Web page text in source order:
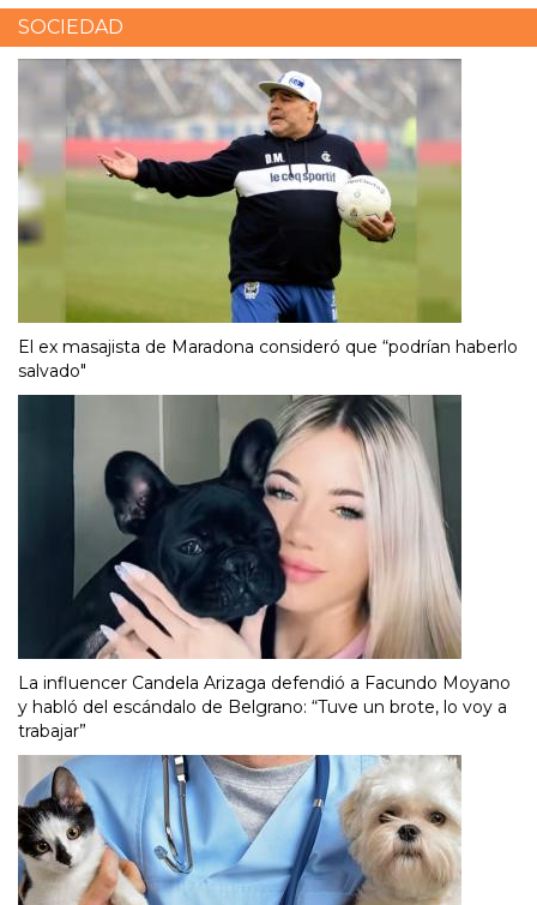
SOCIEDAD
El ex masajista de Maradona consideró que “podrían haberlo
salvado"
La influencer Candela Arizaga defendió a Facundo Moyano
y habló del escándalo de Belgrano: “Tuve un brote, lo voy a
trabajar”